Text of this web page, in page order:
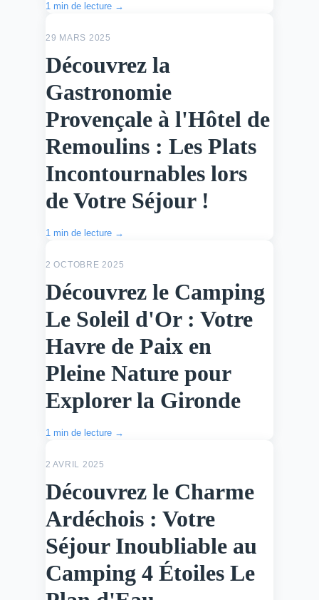
1 min de lecture →
29 MARS 2025
Découvrez la
Gastronomie
Provençale à l'Hôtel de
Remoulins : Les Plats
Incontournables lors
de Votre Séjour !
1 min de lecture →
2 OCTOBRE 2025
Découvrez le Camping
Le Soleil d'Or : Votre
Havre de Paix en
Pleine Nature pour
Explorer la Gironde
1 min de lecture →
2 AVRIL 2025
Découvrez le Charme
Ardéchois : Votre
Séjour Inoubliable au
Camping 4 Étoiles Le